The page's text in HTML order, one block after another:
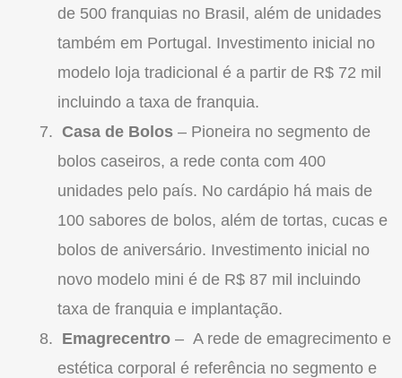
de 500 franquias no Brasil, além de unidades
também em Portugal. Investimento inicial no
modelo loja tradicional é a partir de R$ 72 mil
incluindo a taxa de franquia.
Casa de Bolos – Pioneira no segmento de
bolos caseiros, a rede conta com 400
unidades pelo país. No cardápio há mais de
100 sabores de bolos, além de tortas, cucas e
bolos de aniversário. Investimento inicial no
novo modelo mini é de R$ 87 mil incluindo
taxa de franquia e implantação.
Emagrecentro – A rede de emagrecimento e
estética corporal é referência no segmento e